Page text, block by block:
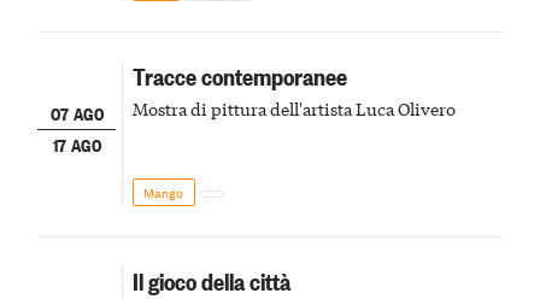
07 AGO
17 AGO
Tracce contemporanee
Mostra di pittura dell'artista Luca Olivero
Mango
Il gioco della città